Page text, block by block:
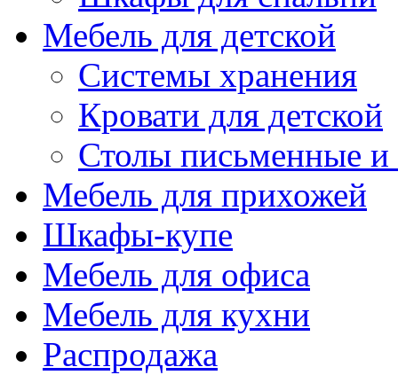
Мебель для детской
Системы хранения
Кровати для детской
Столы письменные
Мебель для прихожей
Шкафы-купе
Мебель для офиса
Мебель для кухни
Распродажа